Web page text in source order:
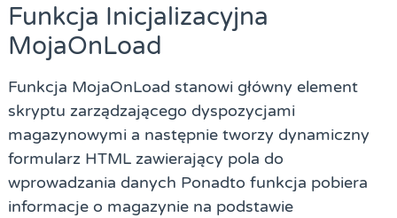
Funkcja Inicjalizacyjna
MojaOnLoad
Funkcja MojaOnLoad stanowi główny element
skryptu zarządzającego dyspozycjami
magazynowymi a następnie tworzy dynamiczny
formularz HTML zawierający pola do
wprowadzania danych Ponadto funkcja pobiera
informacje o magazynie na podstawie